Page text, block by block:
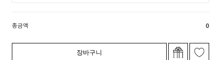
총금액 0
장바구니